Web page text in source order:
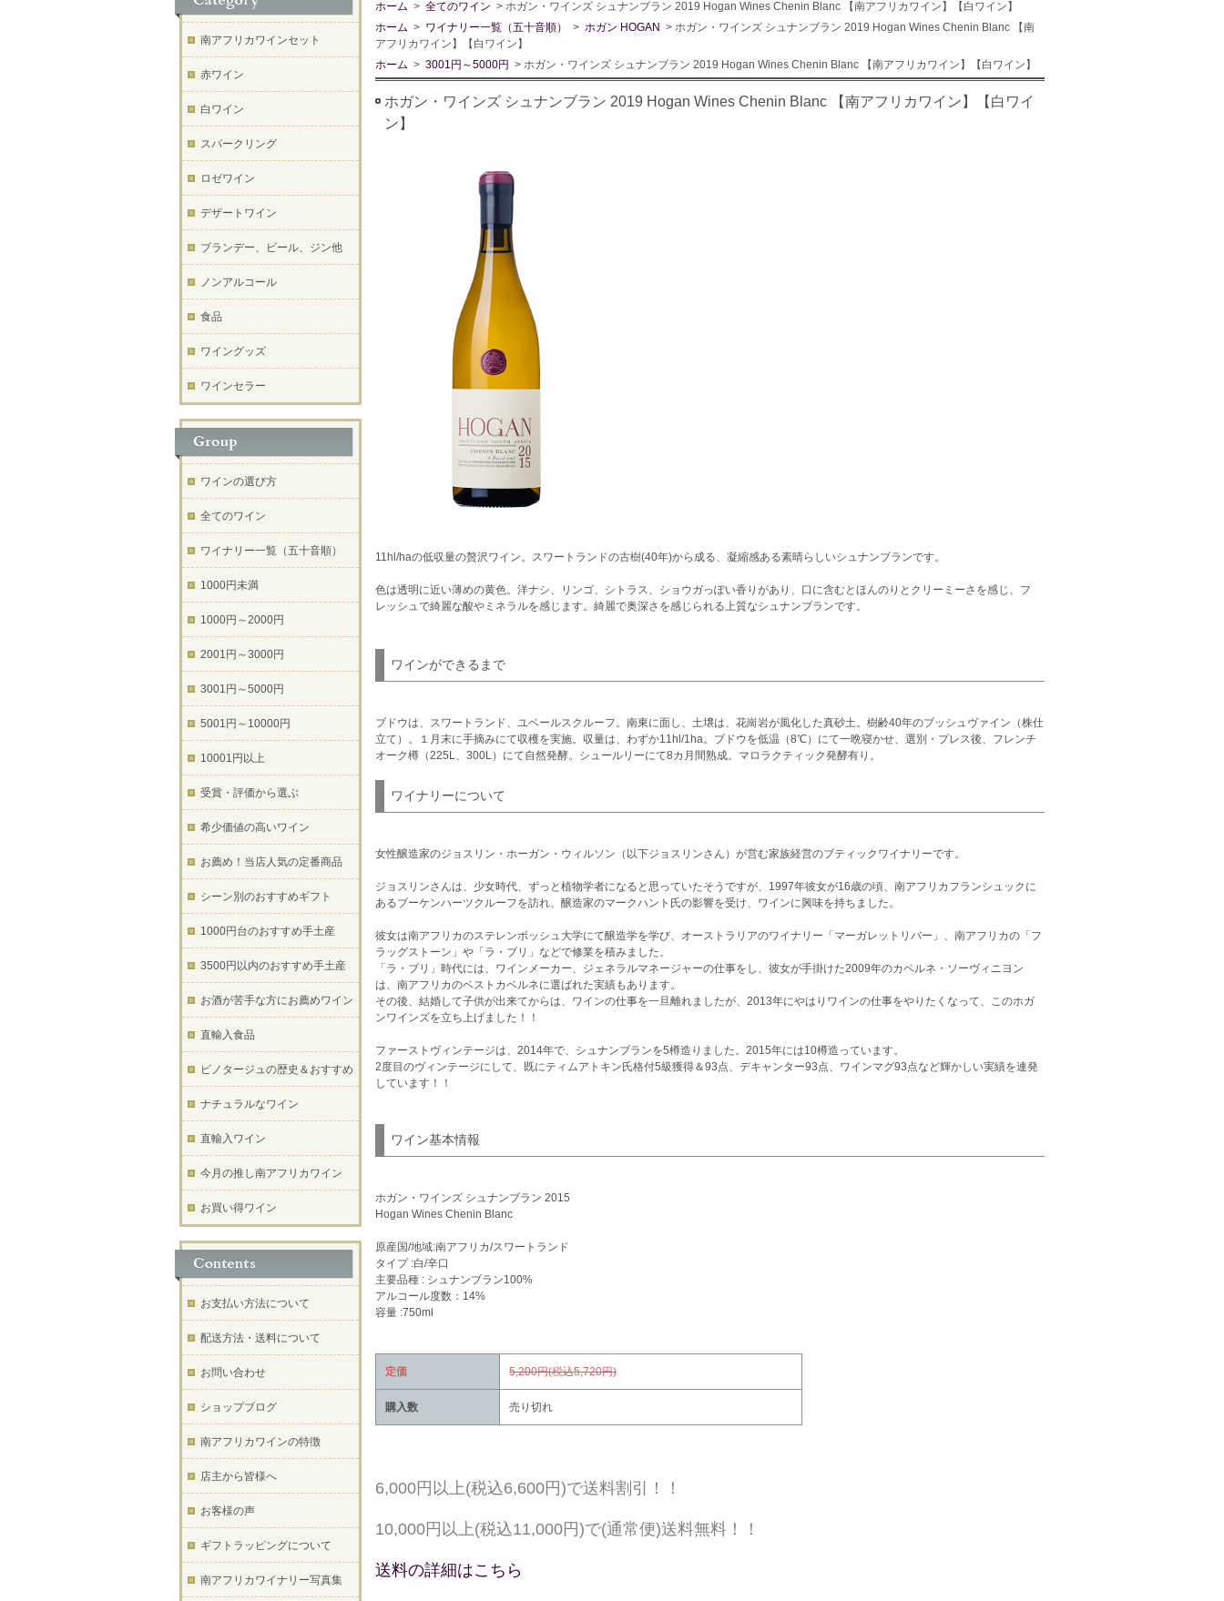
ホーム > 全てのワイン > ホガン・ワインズ シュナンブラン 2019 Hogan Wines Chenin Blanc 【南アフリカワイン】【白ワイン】
ホーム > ワイナリー一覧（五十音順） > ホガン HOGAN > ホガン・ワインズ シュナンブラン 2019 Hogan Wines Chenin Blanc 【南
アフリカワイン】【白ワイン】
ホーム > 3001円～5000円 > ホガン・ワインズ シュナンブラン 2019 Hogan Wines Chenin Blanc 【南アフリカワイン】【白ワイン】
ホガン・ワインズ シュナンブラン 2019 Hogan Wines Chenin Blanc 【南アフリカワイン】【白ワイ
ン】
11hl/haの低収量の贅沢ワイン。スワートランドの古樹(40年)から成る、凝縮感ある素晴らしいシュナンブランです。
色は透明に近い薄めの黄色。洋ナシ、リンゴ、シトラス、ショウガっぽい香りがあり、口に含むとほんのりとクリーミーさを感じ、フ
レッシュで綺麗な酸やミネラルを感じます。綺麗で奥深さを感じられる上質なシュナンブランです。
ワインができるまで
ブドウは、スワートランド、ユベールスクルーフ。南東に面し、土壌は、花崗岩が風化した真砂土。樹齢40年のブッシュヴァイン（株仕
立て）。１月末に手摘みにて収穫を実施。収量は、わずか11hl/1ha。ブドウを低温（8℃）にて一晩寝かせ、選別・プレス後、フレンチ
オーク樽（225L、300L）にて自然発酵。シュールリーにて8カ月間熟成。マロラクティック発酵有り。
ワイナリーについて
女性醸造家のジョスリン・ホーガン・ウィルソン（以下ジョスリンさん）が営む家族経営のブティックワイナリーです。
ジョスリンさんは、少女時代、ずっと植物学者になると思っていたそうですが、1997年彼女が16歳の頃、南アフリカフランシュックに
あるブーケンハーツクルーフを訪れ、醸造家のマークハント氏の影響を受け、ワインに興味を持ちました。
彼女は南アフリカのステレンボッシュ大学にて醸造学を学び、オーストラリアのワイナリー「マーガレットリバー」、南アフリカの「フ
ラッグストーン」や「ラ・ブリ」などで修業を積みました。
「ラ・ブリ」時代には、ワインメーカー、ジェネラルマネージャーの仕事をし、彼女が手掛けた2009年のカベルネ・ソーヴィニヨン
は、南アフリカのベストカベルネに選ばれた実績もあります。
その後、結婚して子供が出来てからは、ワインの仕事を一旦離れましたが、2013年にやはりワインの仕事をやりたくなって、このホガ
ンワインズを立ち上げました！！
ファーストヴィンテージは、2014年で、シュナンブランを5樽造りました。2015年には10樽造っています。
2度目のヴィンテージにして、既にティムアトキン氏格付5級獲得＆93点、デキャンター93点、ワインマグ93点など輝かしい実績を連発
しています！！
ワイン基本情報
ホガン・ワインズ シュナンブラン 2015
Hogan Wines Chenin Blanc
原産国/地域:南アフリカ/スワートランド
タイプ :白/辛口
主要品種 : シュナンブラン100%
アルコール度数：14%
容量 :750ml
定価 5,200円(税込5,720円)
購入数 売り切れ
6,000円以上(税込6,600円)で送料割引！！
10,000円以上(税込11,000円)で(通常便)送料無料！！
送料の詳細はこちら
南アフリカワインセット
赤ワイン
白ワイン
スパークリング
ロゼワイン
デザートワイン
ブランデー、ビール、ジン他
ノンアルコール
食品
ワイングッズ
ワインセラー
ワインの選び方
全てのワイン
ワイナリー一覧（五十音順）
1000円未満
1000円～2000円
2001円～3000円
3001円～5000円
5001円～10000円
10001円以上
受賞・評価から選ぶ
希少価値の高いワイン
お薦め！当店人気の定番商品
シーン別のおすすめギフト
1000円台のおすすめ手土産
3500円以内のおすすめ手土産
お酒が苦手な方にお薦めワイン
直輸入食品
ピノタージュの歴史＆おすすめ
ナチュラルなワイン
直輸入ワイン
今月の推し南アフリカワイン
お買い得ワイン
お支払い方法について
配送方法・送料について
お問い合わせ
ショップブログ
南アフリカワインの特徴
店主から皆様へ
お客様の声
ギフトラッピングについて
南アフリカワイナリー写真集